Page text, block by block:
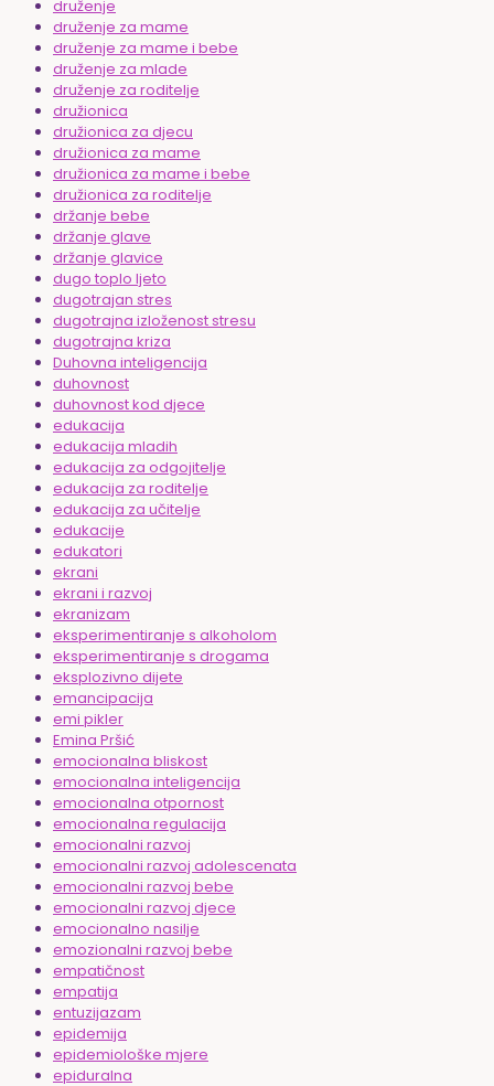
druženje
druženje za mame
druženje za mame i bebe
druženje za mlade
druženje za roditelje
družionica
družionica za djecu
družionica za mame
družionica za mame i bebe
družionica za roditelje
držanje bebe
držanje glave
držanje glavice
dugo toplo ljeto
dugotrajan stres
dugotrajna izloženost stresu
dugotrajna kriza
Duhovna inteligencija
duhovnost
duhovnost kod djece
edukacija
edukacija mladih
edukacija za odgojitelje
edukacija za roditelje
edukacija za učitelje
edukacije
edukatori
ekrani
ekrani i razvoj
ekranizam
eksperimentiranje s alkoholom
eksperimentiranje s drogama
eksplozivno dijete
emancipacija
emi pikler
Emina Pršić
emocionalna bliskost
emocionalna inteligencija
emocionalna otpornost
emocionalna regulacija
emocionalni razvoj
emocionalni razvoj adolescenata
emocionalni razvoj bebe
emocionalni razvoj djece
emocionalno nasilje
emozionalni razvoj bebe
empatičnost
empatija
entuzijazam
epidemija
epidemiološke mjere
epiduralna